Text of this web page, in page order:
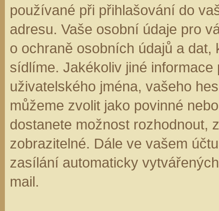
používané při přihlašování do
adresu. Vaše osobní údaje pro
o ochraně osobních údajů a
sídlíme. Jakékoliv jiné informace
uživatelského jména, vašeho
můžeme zvolit jako povinné
dostanete možnost rozhodnout,
zobrazitelné. Dále ve vašem
zasílání automaticky
mail.